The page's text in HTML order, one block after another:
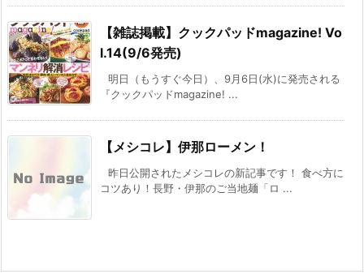
【雑誌掲載】クックパッドmagazine! Vo
l.14(9/6発売)
明日（もうすぐ今日）、9月6日(水)に発売される
『クックパッドmagazine! ...
【メシコレ】伊那ローメン！
昨日公開されたメシコレの新記事です！ 食べ方に
コツあり！長野・伊那のご当地麺「ロ ...